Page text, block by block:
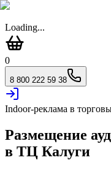
Loading...
0
8 800 222 59 38
Indoor-реклама в
Размещение
в ТЦ Калуги